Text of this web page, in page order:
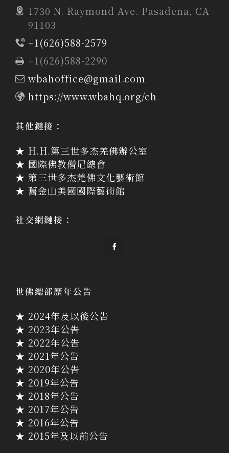
1730 N. Raymond Ave. Pasadena, CA
91103
+1(626)588-2579
+1(626)588-2290
wbahoffice@gmail.com
https://www.wbahq.org/ch
其他鏈接：
★ H.H.第三世多杰羌佛辦公室
★ 國際佛教僧尼總會
★ 第三世多杰羌佛文化藝術館
★ 舊金山美國國際藝術館
社交網鏈接：
世佛總部歷年公告
★ 2024年及以後公告
★ 2023年公告
★ 2022年公告
★ 2021年公告
★ 2020年公告
★ 2019年公告
★ 2018年公告
★ 2017年公告
★ 2016年公告
★ 2015年及以前公告